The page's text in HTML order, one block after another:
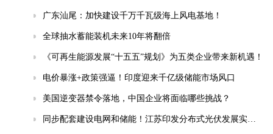
广东汕尾：加快建设千万千瓦级海上风电基地！
全球抽水蓄能装机未来10年将翻倍
《可再生能源发展“十五五”规划》为五类企业带来新机遇！
电价暴涨+政策强逼！印度迎来千亿级储能市场风口
美国逆变器禁令落地，中国企业将面临哪些挑战？
同步配套建设电网和储能！江苏印发分布式光伏发展实施方案（2026-2030年）